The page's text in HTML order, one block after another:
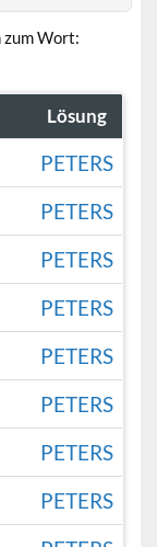
zum Wort:
Lösung
PETERS
PETERS
PETERS
PETERS
PETERS
PETERS
PETERS
PETERS